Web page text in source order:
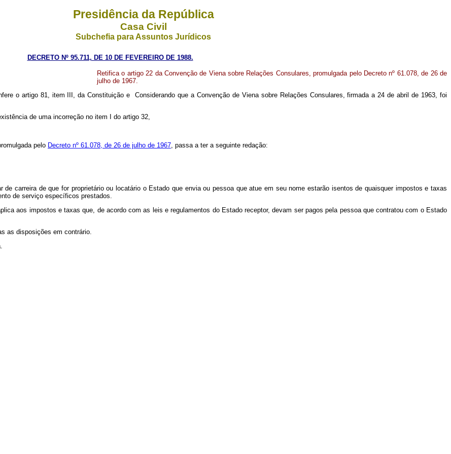
Presidência da República
Casa Civil
Subchefia para Assuntos Jurídicos
DECRETO Nº 95.711, DE 10 DE FEVEREIRO DE 1988.
Retifica o artigo 22 da Convenção de Viena sobre Relações Consulares, promulgada pelo Decreto nº 61.078, de 26 de
julho de 1967.
o artigo 81, item III, da Constituição e Considerando que a Convenção de Viena sobre Relações Consulares, firmada a 24 de abril de 1963, foi
de uma incorreção no item I do artigo 32,
pelo Decreto nº 61.078, de 26 de julho de 1967, passa a ter a seguinte redação:
de que for proprietário ou locatário o Estado que envia ou pessoa que atue em seu nome estarão isentos de quaisquer impostos e taxas
de serviço específicos prestados.
aos impostos e taxas que, de acordo com as leis e regulamentos do Estado receptor, devam ser pagos pela pessoa que contratou com o Estado
as disposições em contrário.